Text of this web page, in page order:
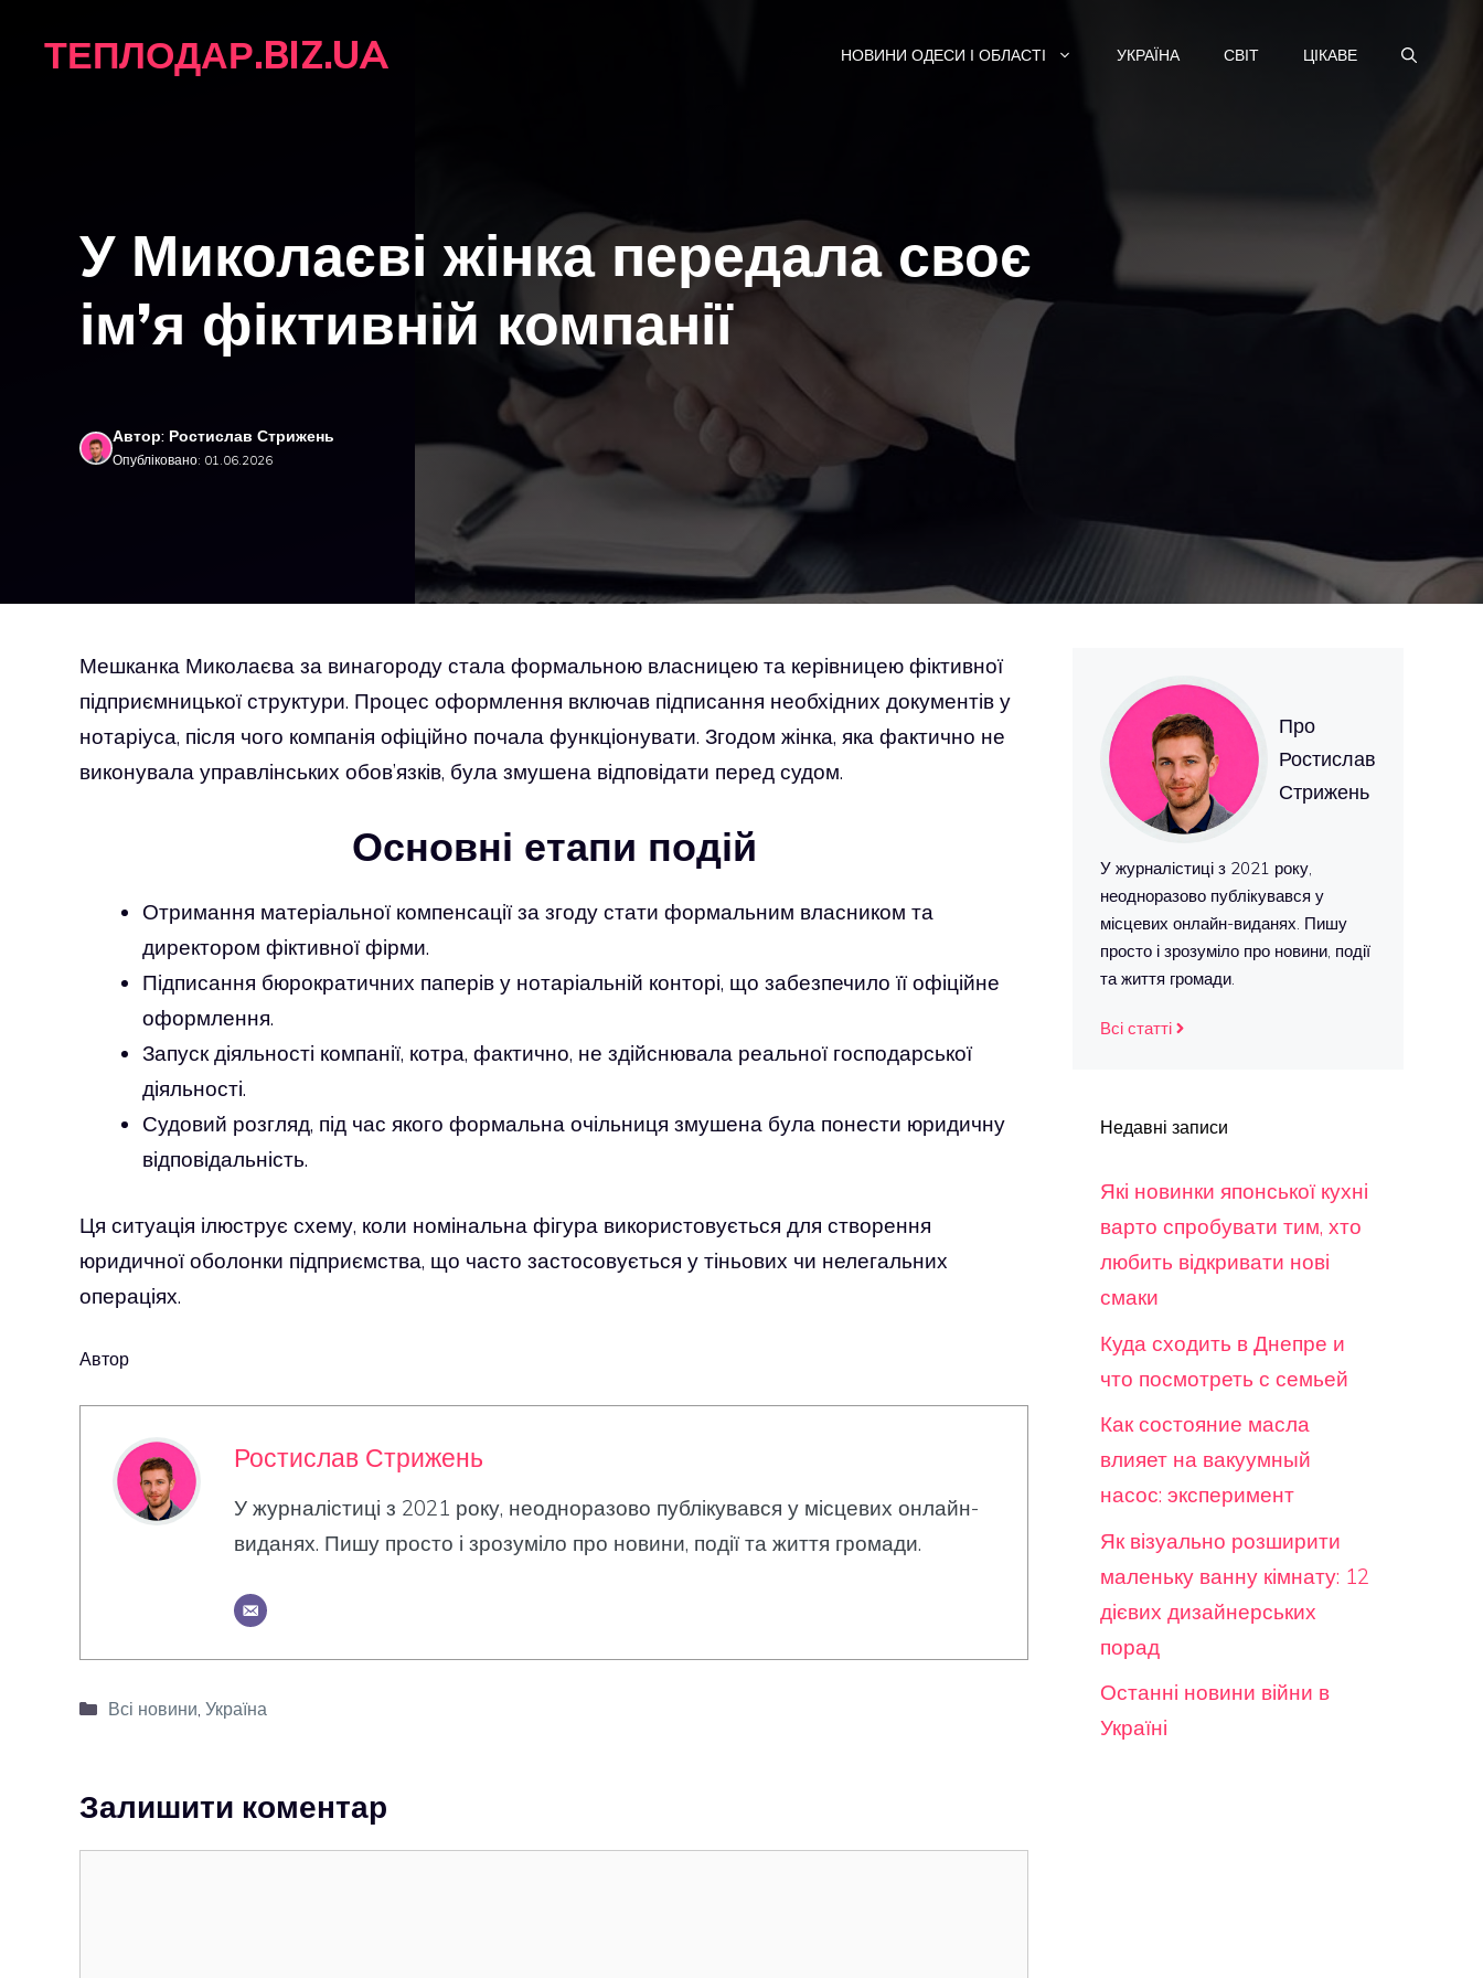
ТЕПЛОДАР.BIZ.UA НОВИНИ ОДЕСИ І ОБЛАСТІ УКРАЇНА СВІТ ЦІКАВЕ
У Миколаєві жінка передала своє
ім’я фіктивній компанії
Автор: Ростислав Стрижень
Опубліковано: 01.06.2026
Мешканка Миколаєва за винагороду стала формальною власницею та керівницею фіктивної
підприємницької структури. Процес оформлення включав підписання необхідних документів у
нотаріуса, після чого компанія офіційно почала функціонувати. Згодом жінка, яка фактично не
виконувала управлінських обов’язків, була змушена відповідати перед судом.
Основні етапи подій
Отримання матеріальної компенсації за згоду стати формальним власником та
директором фіктивної фірми.
Підписання бюрократичних паперів у нотаріальній конторі, що забезпечило її офіційне
оформлення.
Запуск діяльності компанії, котра, фактично, не здійснювала реальної господарської
діяльності.
Судовий розгляд, під час якого формальна очільниця змушена була понести юридичну
відповідальність.
Ця ситуація ілюструє схему, коли номінальна фігура використовується для створення
юридичної оболонки підприємства, що часто застосовується у тіньових чи нелегальних
операціях.
Автор
Ростислав Стрижень
У журналістиці з 2021 року, неодноразово публікувався у місцевих онлайн-
виданях. Пишу просто і зрозуміло про новини, події та життя громади.
Категорії
Всі новини, Україна
Залишити коментар
Про
Ростислав
Стрижень
У журналістиці з 2021 року,
неодноразово публікувався у
місцевих онлайн-виданях. Пишу
просто і зрозуміло про новини, події
та життя громади.
Всі статті
Недавні записи
Які новинки японської кухні
варто спробувати тим, хто
любить відкривати нові
смаки
Куда сходить в Днепре и
что посмотреть с семьей
Как состояние масла
влияет на вакуумный
насос: эксперимент
Як візуально розширити
маленьку ванну кімнату: 12
дієвих дизайнерських
порад
Останні новини війни в
Україні